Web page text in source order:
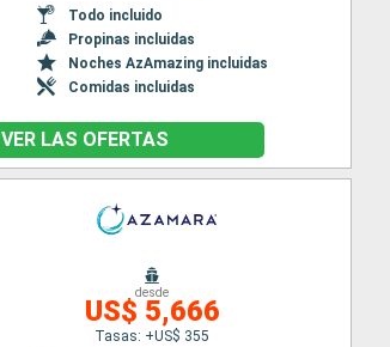
Todo incluido
Propinas incluidas
Noches AzAmazing incluidas
Comidas incluidas
VER LAS OFERTAS
desde
US$ 5,666
Tasas: +US$ 355